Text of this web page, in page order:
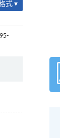
式 ▾